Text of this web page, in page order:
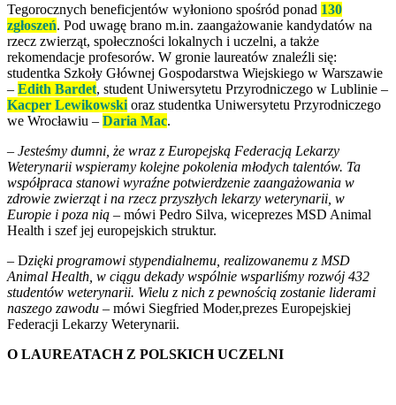
Tegorocznych beneficjentów wyłoniono spośród ponad 130
zgłoszeń. Pod uwagę brano m.in. zaangażowanie kandydatów na
rzecz zwierząt, społeczności lokalnych i uczelni, a także
rekomendacje profesorów. W gronie laureatów znaleźli się:
studentka Szkoły Głównej Gospodarstwa Wiejskiego w Warszawie
– Edith Bardet, student Uniwersytetu Przyrodniczego w Lublinie –
Kacper Lewikowski oraz studentka Uniwersytetu Przyrodniczego
we Wrocławiu – Daria Mac.
– Jesteśmy dumni, że wraz z Europejską Federacją Lekarzy
Weterynarii wspieramy kolejne pokolenia młodych talentów. Ta
współpraca stanowi wyraźne potwierdzenie zaangażowania w
zdrowie zwierząt i na rzecz przyszłych lekarzy weterynarii, w
Europie i poza nią – mówi Pedro Silva, wiceprezes MSD Animal
Health i szef jej europejskich struktur.
– Dzięki programowi stypendialnemu, realizowanemu z MSD
Animal Health, w ciągu dekady wspólnie wsparliśmy rozwój 432
studentów weterynarii. Wielu z nich z pewnością zostanie liderami
naszego zawodu – mówi Siegfried Moder,prezes Europejskiej
Federacji Lekarzy Weterynarii.
O LAUREATACH Z POLSKICH UCZELNI